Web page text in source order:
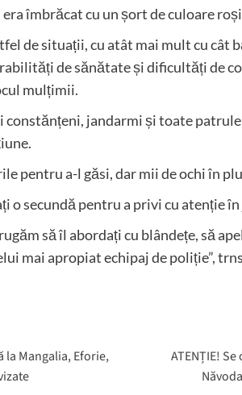
îmbrăcat cu un șort de culoare
de situații, cu atât mai mult cu cât
de sănătate și dificultăți de
mulțimii.
constănțeni, jandarmi și toate
pentru a-l găsi, dar mii de ochi în
o secundă pentru a privi cu atenție
să îl abordați cu blândețe, să
mai apropiat echipaj de poliție”,
la Mangalia, Eforie,
ATENȚIE!